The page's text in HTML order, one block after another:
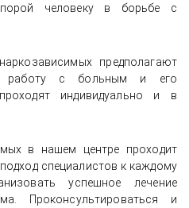
пациента в
центр под
человеку в борьбе с
предполагают
работу с больным и его
индивидуально и в
в нашем центре проходит
специалистов к каждому
успешное лечение
Проконсультироваться и